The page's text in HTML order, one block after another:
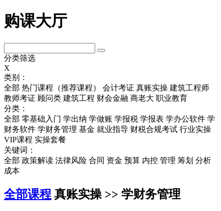
购课大厅
分类筛选
X
类别：
全部 热门课程（推荐课程） 会计考证 真账实操 建筑工程师
教师考证 顾问类 建筑工程 财会金融 商老大 职业教育
分类：
全部 零基础入门 学出纳 学做账 学报税 学报表 学办公软件 学
财务软件 学财务管理 基金 就业指导 财税合规考试 行业实操
VIP课程 实操套餐
关键词：
全部 政策解读 法律风险 合同 资金 预算 内控 管理 筹划 分析
成本
全部课程 真账实操 >> 学财务管理